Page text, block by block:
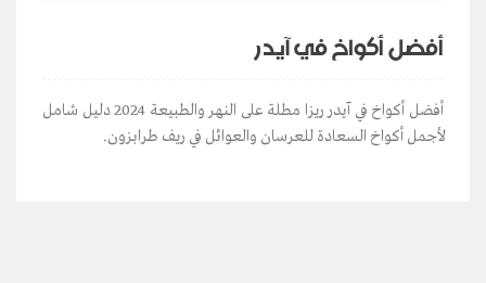
أفضل أكواخ في آيدر
أفضل أكواخ في آيدر ريزا مطلة على النهر والطبيعة 2024 دليل شامل
لأجمل أكواخ السعادة للعرسان والعوائل في ريف طرابزون.